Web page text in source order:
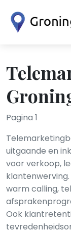
Pagina 1
uitgaande en
voor verkoop,
warm calling,
Ook